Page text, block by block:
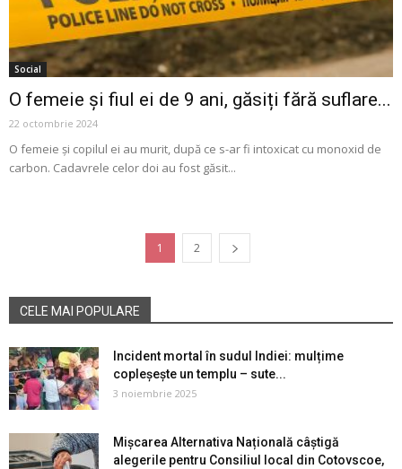
Social
O femeie și fiul ei de 9 ani, găsiți fără suflare...
22 octombrie 2024
O femeie și copilul ei au murit, după ce s-ar fi intoxicat cu monoxid de
carbon. Cadavrele celor doi au fost găsit...
1 2
CELE MAI POPULARE
Incident mortal în sudul Indiei: mulțime
copleșește un templu – sute...
3 noiembrie 2025
Mișcarea Alternativa Națională câștigă
alegerile pentru Consiliul local din Cotovscoe,